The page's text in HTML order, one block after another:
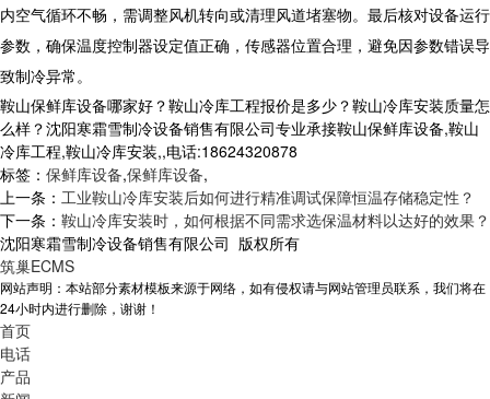
内空气循环不畅，需调整风机转向或清理风道堵塞物。最后核对设备运行
参数，确保温度控制器设定值正确，传感器位置合理，避免因参数错误导
致制冷异常。
鞍山保鲜库设备哪家好？鞍山冷库工程报价是多少？鞍山冷库安装质量怎
么样？沈阳寒霜雪制冷设备销售有限公司专业承接鞍山保鲜库设备,鞍山
冷库工程,鞍山冷库安装,,电话:18624320878
标签： 保鲜库设备,保鲜库设备,
上一条： 工业鞍山冷库安装后如何进行精准调试保障恒温存储稳定性？
下一条： 鞍山冷库安装时，如何根据不同需求选保温材料以达好的效果？
沈阳寒霜雪制冷设备销售有限公司 版权所有
筑巢ECMS
网站声明：本站部分素材模板来源于网络，如有侵权请与网站管理员联系，我们将在
24小时内进行删除，谢谢！
首页
电话
产品